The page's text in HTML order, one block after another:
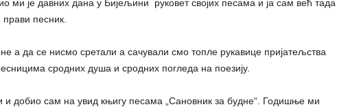
ми је давних дана у Бијељини руковет својих песама и ја сам већ тада
песник.
а да се нисмо сретали а сачували смо топле рукавице пријатељства
сродних душа и сродних погледа на поезију.
и добио сам на увид књигу песама „Сановник за будне“. Годишње ми